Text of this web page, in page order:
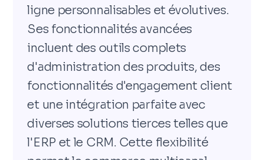
ligne personnalisables et évolutives.
Ses fonctionnalités avancées
incluent des outils complets
d'administration des produits, des
fonctionnalités d'engagement client
et une intégration parfaite avec
diverses solutions tierces telles que
l'ERP et le CRM. Cette flexibilité